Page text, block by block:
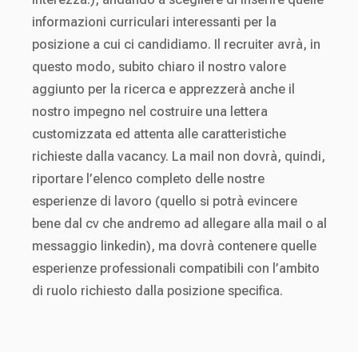
informazioni curriculari interessanti per la
posizione a cui ci candidiamo. Il recruiter avrà, in
questo modo, subito chiaro il nostro valore
aggiunto per la ricerca e apprezzerà anche il
nostro impegno nel costruire una lettera
customizzata ed attenta alle caratteristiche
richieste dalla vacancy. La mail non dovrà, quindi,
riportare l’elenco completo delle nostre
esperienze di lavoro (quello si potrà evincere
bene dal cv che andremo ad allegare alla mail o al
messaggio linkedin), ma dovrà contenere quelle
esperienze professionali compatibili con l’ambito
di ruolo richiesto dalla posizione specifica.